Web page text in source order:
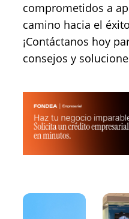
comprometidos a
camino hacia el
¡Contáctanos hoy
consejos y